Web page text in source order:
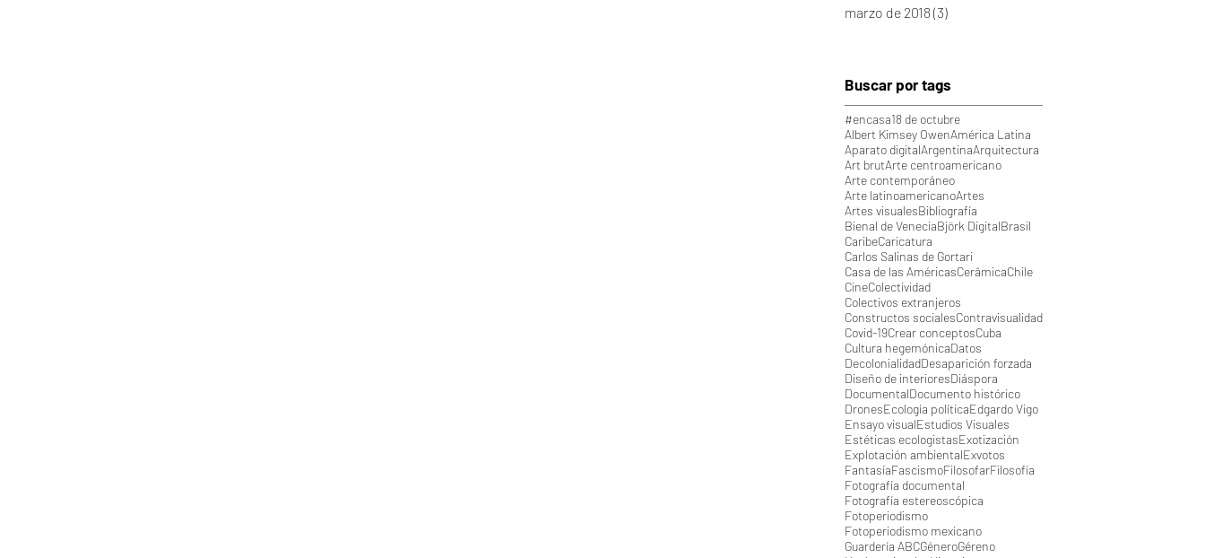
marzo de 2018 (3)
Buscar por tags
#encasa18 de octubre
Albert Kimsey OwenAmérica Latina
Aparato digitalArgentinaArquitectura
Art brutArte centroamericano
Arte contemporáneo
Arte latinoamericanoArtes
Artes visualesBibliografía
Bienal de VeneciaBjörk DigitalBrasil
CaribeCaricatura
Carlos Salinas de Gortari
Casa de las AméricasCerâmicaChile
CineColectividad
Colectivos extranjeros
Constructos socialesContravisualidad
Covid-19Crear conceptosCuba
Cultura hegemónicaDatos
DecolonialidadDesaparición forzada
Diseño de interioresDiáspora
DocumentalDocumento histórico
DronesEcología políticaEdgardo Vigo
Ensayo visualEstudios Visuales
Estéticas ecologistasExotización
Explotación ambientalExvotos
FantasíaFascismoFilosofarFilosofía
Fotografía documental
Fotografía estereoscópica
Fotoperiodismo
Fotoperiodismo mexicano
Guardería ABCGéneroGéreno